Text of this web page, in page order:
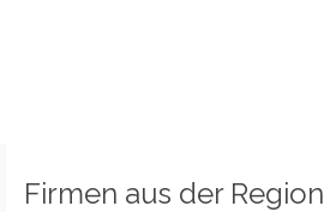
Firmen aus der Region